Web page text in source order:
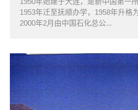
1953年迁至抚顺办学，1958年升格
2000年2月由中国石化总公...